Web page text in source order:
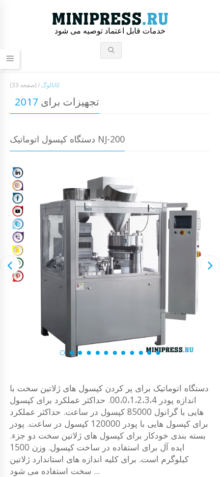
خدمات قابل اعتماد توصیه می شود
کاتالوگ /(صفحه 33)
تجهیزات برای 2017
دستگاه کپسول اتوماتیک NJ-200
دستگاه اتوماتیک برای پر کردن کپسول های ژلاتین سخت با
اندازه پودر 00،0،1،2،3،4. حداکثر عملکرد برای کپسول
هایی با گرانول 85000 کپسول در ساعت. حداکثر عملکرد
برای کپسول هایی با پودر 120000 کپسول در ساعت. پودر
بسته بندی خودکار برای کپسول های ژلاتین سخت دو جزء.
ایده آل برای استفاده در ساخت کپسول. وزن 1500
کیلوگرم است. برای کلیه اندازه های استاندارد ژلاتین
سخت استفاده می شود ...